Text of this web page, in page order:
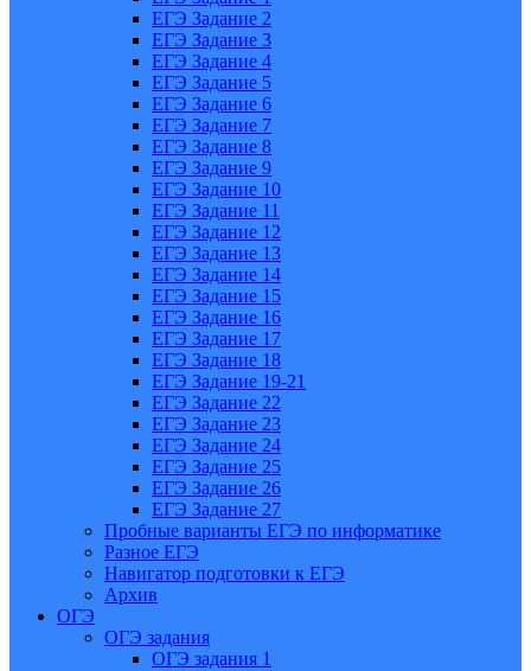
ЕГЭ Задание 2
ЕГЭ Задание 3
ЕГЭ Задание 4
ЕГЭ Задание 5
ЕГЭ Задание 6
ЕГЭ Задание 7
ЕГЭ Задание 8
ЕГЭ Задание 9
ЕГЭ Задание 10
ЕГЭ Задание 11
ЕГЭ Задание 12
ЕГЭ Задание 13
ЕГЭ Задание 14
ЕГЭ Задание 15
ЕГЭ Задание 16
ЕГЭ Задание 17
ЕГЭ Задание 18
ЕГЭ Задание 19-21
ЕГЭ Задание 22
ЕГЭ Задание 23
ЕГЭ Задание 24
ЕГЭ Задание 25
ЕГЭ Задание 26
ЕГЭ Задание 27
Пробные варианты ЕГЭ по информатике
Разное ЕГЭ
Навигатор подготовки к ЕГЭ
Архив
ОГЭ
ОГЭ задания
ОГЭ задания 1